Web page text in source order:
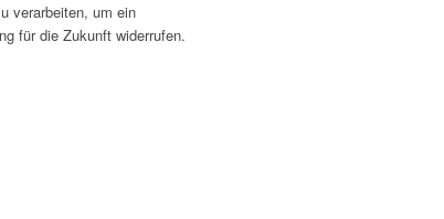
verarbeiten, um ein
für die Zukunft widerrufen.